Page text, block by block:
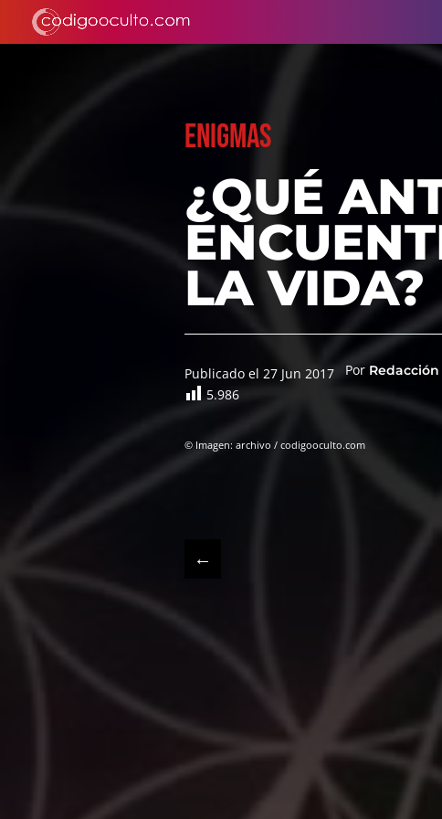
ENIGMAS
¿QUÉ
LA VIDA?
Publicado el 27 Jun 2017 Por Redacción
5.986
© Imagen: archivo / codigooculto.com
←